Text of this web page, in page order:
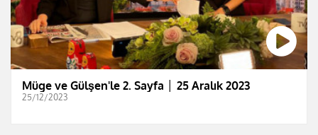
Müge ve Gülşen'le 2. Sayfa │ 25 Aralık 2023
25/12/2023